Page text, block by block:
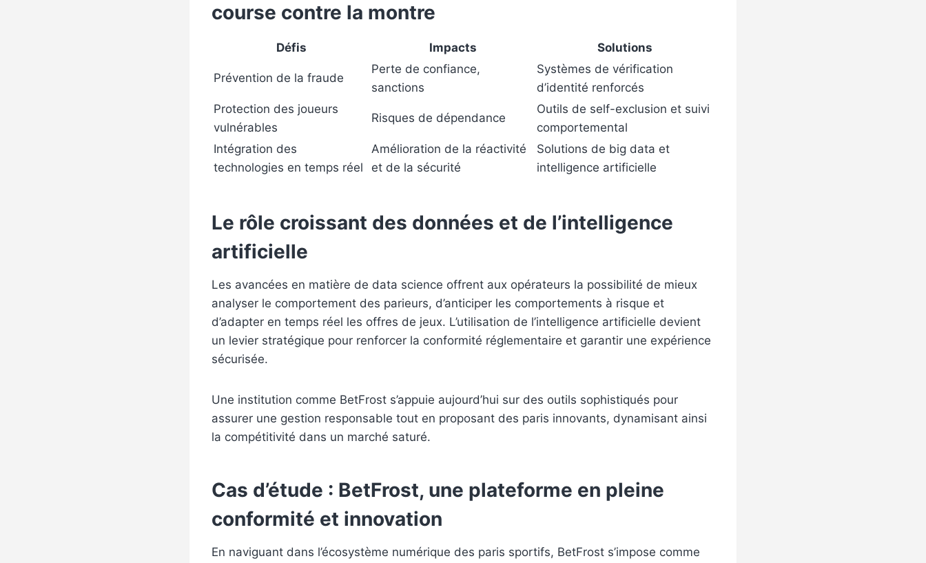
course contre la montre
Défis Impacts Solutions
Prévention de la fraude
Perte de confiance,
sanctions
Systèmes de vérification
d’identité renforcés
Protection des joueurs
vulnérables
Risques de dépendance
Outils de self-exclusion et suivi
comportemental
Intégration des
technologies en temps réel
Amélioration de la réactivité
et de la sécurité
Solutions de big data et
intelligence artificielle
Le rôle croissant des données et de l’intelligence
artificielle
Les avancées en matière de data science offrent aux opérateurs la possibilité de mieux
analyser le comportement des parieurs, d’anticiper les comportements à risque et
d’adapter en temps réel les offres de jeux. L’utilisation de l’intelligence artificielle devient
un levier stratégique pour renforcer la conformité réglementaire et garantir une expérience
sécurisée.
Une institution comme BetFrost s’appuie aujourd’hui sur des outils sophistiqués pour
assurer une gestion responsable tout en proposant des paris innovants, dynamisant ainsi
la compétitivité dans un marché saturé.
Cas d’étude : BetFrost, une plateforme en pleine
conformité et innovation
En naviguant dans l’écosystème numérique des paris sportifs, BetFrost s’impose comme